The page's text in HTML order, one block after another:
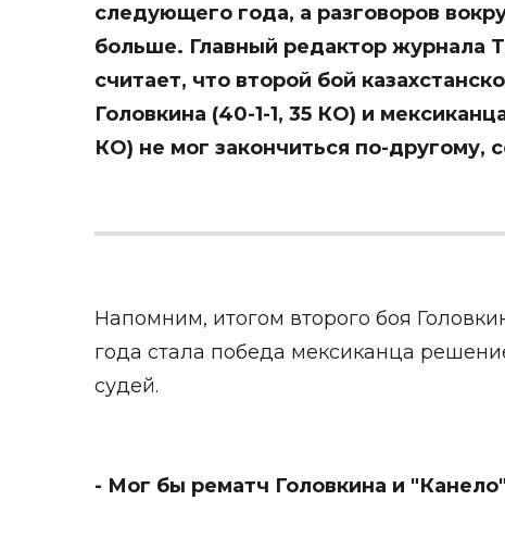
следующего года, а разговоров
больше. Главный редактор журнала
считает, что второй бой
Головкина (40-1-1, 35 КО) и
КО) не мог закончиться по-другому,
Напомним, итогом второго боя
года стала победа мексиканца
судей.
- Мог бы рематч Головкина и